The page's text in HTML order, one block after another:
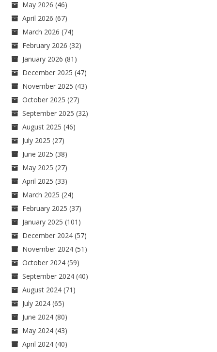
May 2026 (46)
April 2026 (67)
March 2026 (74)
February 2026 (32)
January 2026 (81)
December 2025 (47)
November 2025 (43)
October 2025 (27)
September 2025 (32)
August 2025 (46)
July 2025 (27)
June 2025 (38)
May 2025 (27)
April 2025 (33)
March 2025 (24)
February 2025 (37)
January 2025 (101)
December 2024 (57)
November 2024 (51)
October 2024 (59)
September 2024 (40)
August 2024 (71)
July 2024 (65)
June 2024 (80)
May 2024 (43)
April 2024 (40)